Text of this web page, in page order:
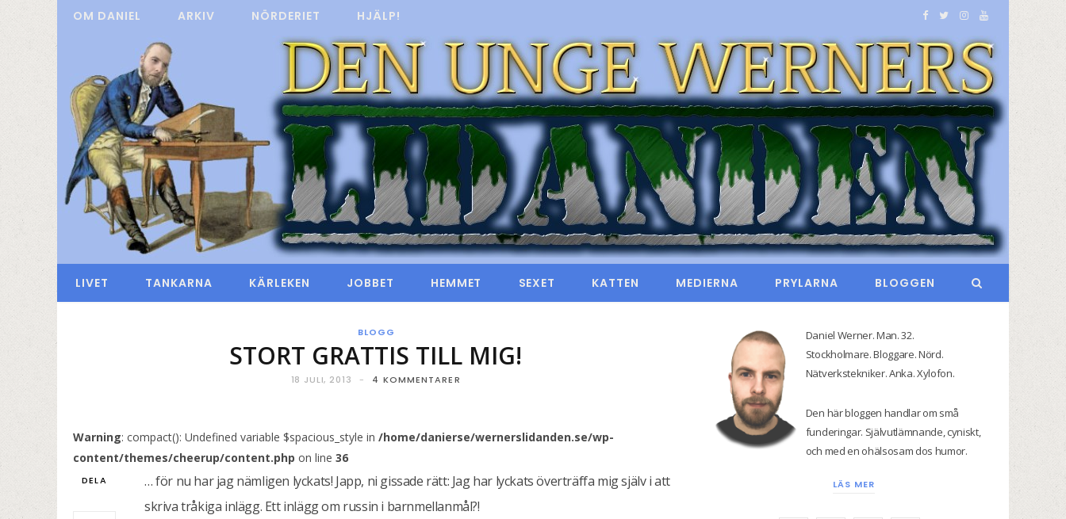
OM DANIEL ARKIV NÖRDERIET HJÄLP! F
a
c
e
o
o
k
w
i
t
t
e
r
I
n
s
t
a
g
a
Y
o
u
T
u
LIVET TANKARNA KÄRLEKEN JOBBET HEMMET SEXET KATTEN MEDIERNA PRYLARNA BLOGGEN
BLOGG
STORT GRATTIS TILL MIG!
18 JULI, 2013 4 KOMMENTARER
Warning: compact(): Undefined variable $spacious_style in /home/danierse/wernerslidanden.se/wp-
content/themes/cheerup/content.php on line 36
DELA
… för nu har jag nämligen lyckats! Japp, ni gissade rätt: Jag har lyckats överträffa mig själv i att
skriva tråkiga inlägg. Ett inlägg om russin i barnmellanmål?!
Daniel Werner. Man. 32.
Stockholmare. Bloggare. Nörd.
Nätverkstekniker. Anka. Xylofon.
Den här bloggen handlar om små
funderingar. Självutlämnande, cyniskt,
och med en ohälsosam dos humor.
LÄS MER